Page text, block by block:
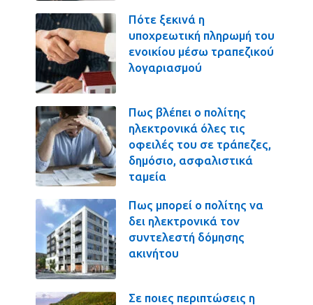
Πότε ξεκινά η
υποχρεωτική πληρωμή του
ενοικίου μέσω τραπεζικού
λογαριασμού
Πως βλέπει ο πολίτης
ηλεκτρονικά όλες τις
οφειλές του σε τράπεζες,
δημόσιο, ασφαλιστικά
ταμεία
Πως μπορεί ο πολίτης να
δει ηλεκτρονικά τον
συντελεστή δόμησης
ακινήτου
Σε ποιες περιπτώσεις η